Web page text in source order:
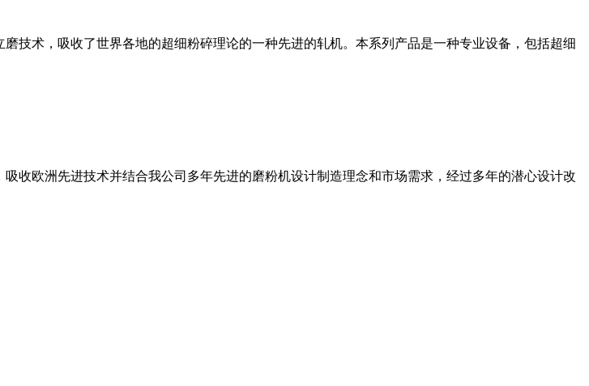
技术，吸收了世界各地的超细粉碎理论的一种先进的轧机。本系列产品是一种专业设备，包括超细
收欧洲先进技术并结合我公司多年先进的磨粉机设计制造理念和市场需求，经过多年的潜心设计改